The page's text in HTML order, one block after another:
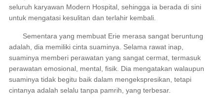
seluruh karyawan Modern Hospital, sehingga ia berada di sini
untuk mengatasi kesulitan dan terlahir kembali.
Sementara yang membuat Erie merasa sangat beruntung
adalah, dia memiliki cinta suaminya. Selama rawat inap,
suaminya memberi perawatan yang sangat cermat, termasuk
perawatan emosional, mental, fisik. Dia mengatakan walaupun
suaminya tidak begitu baik dalam mengekspresikan, tetapi
cintanya adalah selalu tanpa pamrih, yang terbesar.